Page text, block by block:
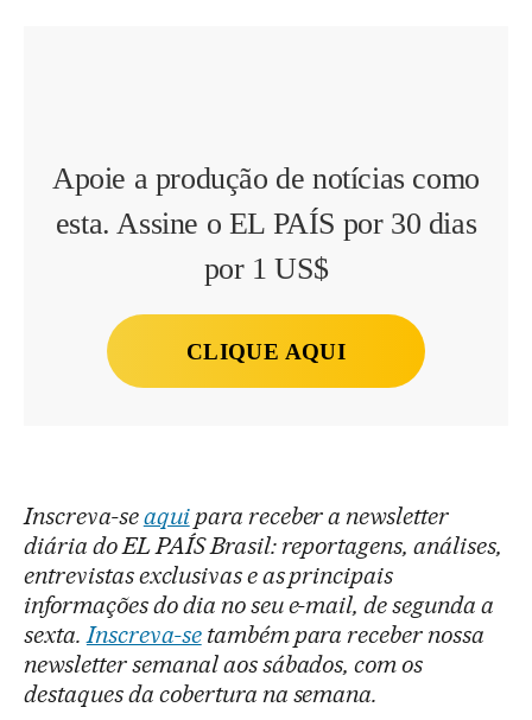
Apoie a produção de notícias como
esta. Assine o EL PAÍS por 30 dias
por 1 US$
CLIQUE AQUI
Inscreva-seaquipara receber a newsletter
diária do EL PAÍS Brasil: reportagens, análises,
entrevistas exclusivas e as principais
informações do dia no seu e-mail, de segunda a
sexta.Inscreva-setambém para receber nossa
newsletter semanal aos sábados, com os
destaques da cobertura na semana.